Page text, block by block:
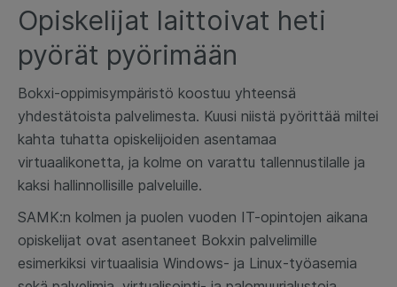
Opiskelijat laittoivat heti
pyörät pyörimään
Bokxi-oppimisympäristö koostuu yhteensä
yhdestätoista palvelimesta. Kuusi niistä pyörittää miltei
kahta tuhatta opiskelijoiden asentamaa
virtuaalikonetta, ja kolme on varattu tallennustilalle ja
kaksi hallinnollisille palveluille.
SAMK:n kolmen ja puolen vuoden IT-opintojen aikana
opiskelijat ovat asentaneet Bokxin palvelimille
esimerkiksi virtuaalisia Windows- ja Linux-työasemia